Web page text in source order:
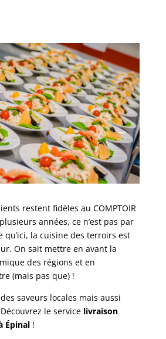
restent fidèles au COMPTOIR
années, ce n’est pas par
qu’ici, la cuisine des terroirs est
On sait mettre en avant la
des régions et en
(mais pas que) !
saveurs locales mais aussi
le service livraison
Épinal!